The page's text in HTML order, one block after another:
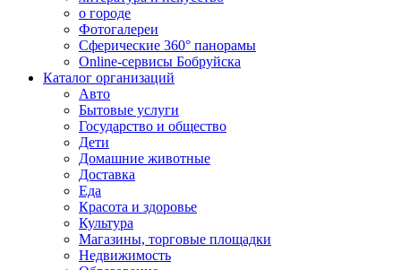
о городе
Фотогалереи
Сферические 360° панорамы
Online-сервисы Бобруйска
Каталог организаций
Авто
Бытовые услуги
Государство и общество
Дети
Домашние животные
Доставка
Еда
Красота и здоровье
Культура
Магазины, торговые площадки
Недвижимость